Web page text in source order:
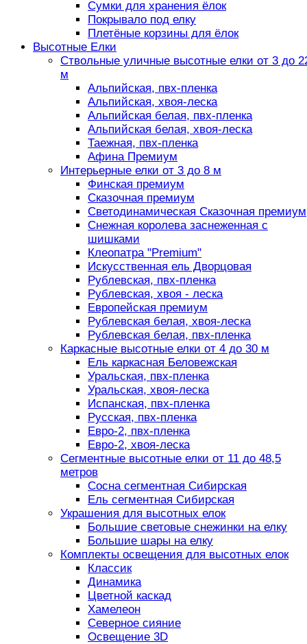
Сумки для хранения ёлок
Покрывало под елку
Плетёные корзины для ёлок
Высотные Елки
Ствольные уличные высотные елки от 3 до
м
Альпийская, пвх-пленка
Альпийская, хвоя-леска
Альпийская белая, пвх-пленка
Альпийская белая, хвоя-леска
Таежная, пвх-пленка
Афина Премиум
Интерьерные елки от 3 до 8 м
Финская премиум
Сказочная премиум
Светодинамическая Сказочная премиум
Снежная королева заснеженная с
шишками
Клеопатра "Premium"
Искусственная ель Дворцовая
Рублевская, пвх-пленка
Рублевская, хвоя - леска
Европейская премиум
Рублевская белая, хвоя-леска
Рублевская белая, пвх-пленка
Каркасные высотные елки от 4 до 30 м
Ель каркасная Беловежская
Уральская, пвх-пленка
Уральская, хвоя-леска
Испанская, пвх-пленка
Русская, пвх-пленка
Евро-2, пвх-пленка
Евро-2, хвоя-леска
Сегментные высотные елки от 11 до 48,5
метров
Сосна сегментная Сибирская
Ель сегментная Сибирская
Украшения для высотных елок
Большие световые снежинки на елку
Большие шары на елку
Комплекты освещения для высотных елок
Классик
Динамика
Цветной каскад
Хамелеон
Северное сияние
Освещение 3D